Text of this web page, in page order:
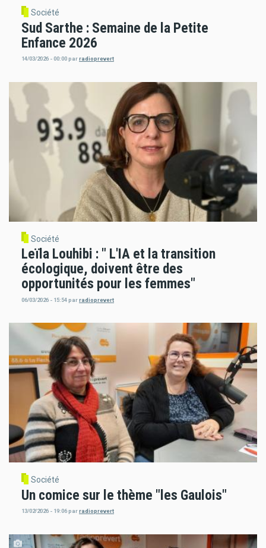
Société
Sud Sarthe : Semaine de la Petite
Enfance 2026
14/03/2026 - 00:00parradioprevert
Société
Leïla Louhibi : " L'IA et la transition
écologique, doivent être des
opportunités pour les femmes"
06/03/2026 - 15:54parradioprevert
Société
Un comice sur le thème "les Gaulois"
13/02/2026 - 19:06parradioprevert